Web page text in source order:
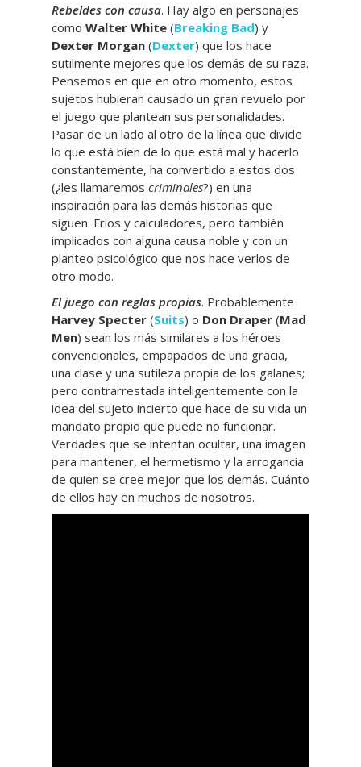
Rebeldes con causa. Hay algo en personajes
como Walter White (Breaking Bad) y
Dexter Morgan (Dexter) que los hace
sutilmente mejores que los demás de su raza.
Pensemos en que en otro momento, estos
sujetos hubieran causado un gran revuelo por
el juego que plantean sus personalidades.
Pasar de un lado al otro de la línea que divide
lo que está bien de lo que está mal y hacerlo
constantemente, ha convertido a estos dos
(¿les llamaremos criminales?) en una
inspiración para las demás historias que
siguen. Fríos y calculadores, pero también
implicados con alguna causa noble y con un
planteo psicológico que nos hace verlos de
otro modo.
El juego con reglas propias. Probablemente
Harvey Specter (Suits) o Don Draper (Mad
Men) sean los más similares a los héroes
convencionales, empapados de una gracia,
una clase y una sutileza propia de los galanes;
pero contrarrestada inteligentemente con la
idea del sujeto incierto que hace de su vida un
mandato propio que puede no funcionar.
Verdades que se intentan ocultar, una imagen
para mantener, el hermetismo y la arrogancia
de quien se cree mejor que los demás. Cuánto
de ellos hay en muchos de nosotros.